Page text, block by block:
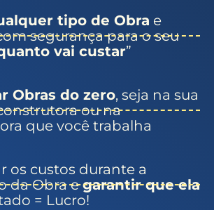
tipo de Obra e
segurança para o seu
vai custar”
Obras do zero, seja na sua
ou na
que você trabalha
os custos durante a
da Obra egarantir que ela
= Lucro!